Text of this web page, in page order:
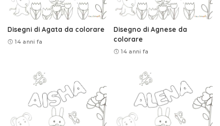
Disegni di Agata da colorare
14 anni fa
Disegno di Agnese da
colorare
14 anni fa